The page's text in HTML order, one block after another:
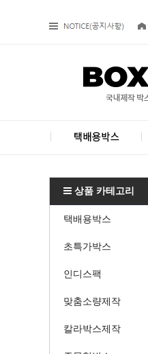
상품 카테고리
택배용박스
초특가박스
인디스팩
맞춤소량제작
칼라박스제작